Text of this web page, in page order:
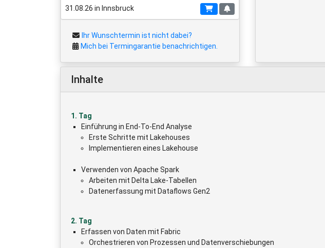
31.08.26 in Innsbruck
Ihr Wunschtermin ist nicht dabei?
Mich bei Termingarantie benachrichtigen.
Inhalte
1. Tag
Einführung in End-To-End Analyse
Erste Schritte mit Lakehouses
Implementieren eines Lakehouse
Verwenden von Apache Spark
Arbeiten mit Delta Lake-Tabellen
Datenerfassung mit Dataflows Gen2
2. Tag
Erfassen von Daten mit Fabric
Orchestrieren von Prozessen und Datenverschiebungen